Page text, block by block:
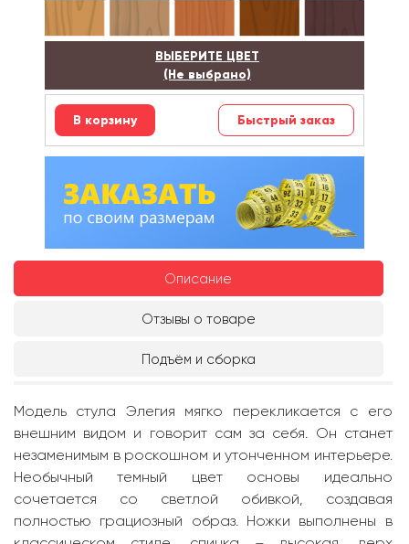
ВЫБЕРИТЕ ЦВЕТ
(Не выбрано)
Быстрый заказ
Описание
Отзывы о товаре
Подъём и сборка
Модель стула Элегия мягко перекликается с его
внешним видом и говорит сам за себя. Он станет
незаменимым в роскошном и утонченном интерьере.
Необычный темный цвет основы идеально
сочетается со светлой обивкой, создавая
полностью грациозный образ. Ножки выполнены в